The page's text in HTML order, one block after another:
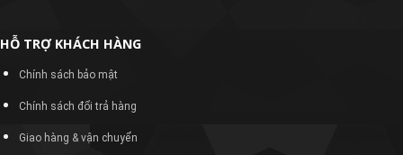
HỖ TRỢ KHÁCH HÀNG
Chính sách bảo mật
Chính sách đổi trả hàng
Giao hàng & vận chuyển